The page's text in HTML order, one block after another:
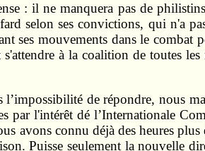
: il ne manquera pas de
selon ses convictions, qui n'a
ses mouvements dans le combat
à la coalition de toutes les
de répondre, nous
par l'intérêt dé l’Internationale
avons connu déjà des heures
Puisse seulement la nouvelle